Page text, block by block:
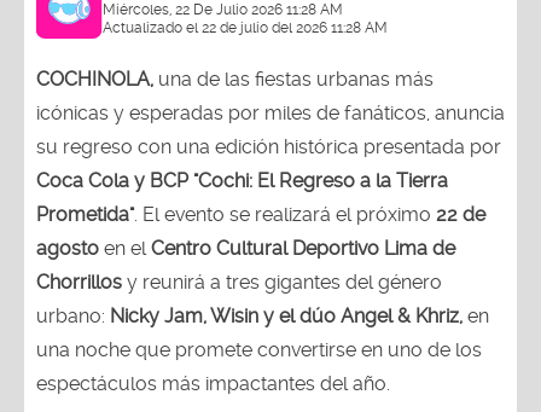
Miércoles, 22 De Julio 2026 11:28 AM
Actualizado el 22 de julio del 2026 11:28 AM
COCHINOLA, una de las fiestas urbanas más
icónicas y esperadas por miles de fanáticos, anuncia
su regreso con una edición histórica presentada por
Coca Cola y BCP "Cochi: El Regreso a la Tierra
Prometida". El evento se realizará el próximo 22 de
agosto en elCentro Cultural Deportivo Lima de
Chorrillos y reunirá a tres gigantes del género
urbano: Nicky Jam, Wisin y el dúo Angel & Khriz, en
una noche que promete convertirse en uno de los
espectáculos más impactantes del año.